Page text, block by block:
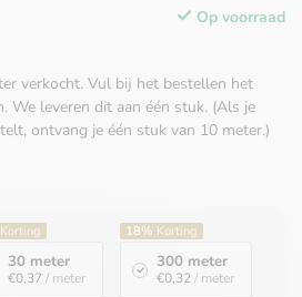
Op voorraad
verkocht. Vul bij het bestellen het
We leveren dit aan één stuk. (Als je
ontvang je één stuk van 10 meter.)
Korting
30 meter
€0,37 / meter
18% Korting
300 meter
€0,32/ meter